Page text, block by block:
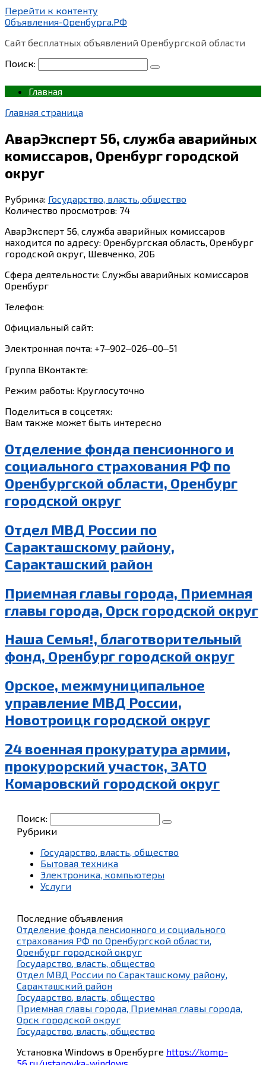
Перейти к контенту
Объявления-Оренбурга.РФ
Сайт бесплатных объявлений Оренбургской области
Поиск:
Главная
Главная страница
АварЭксперт 56, служба аварийных
комиссаров, Оренбург городской
округ
Рубрика: Государство, власть, общество
Количество просмотров: 74
АварЭксперт 56, служба аварийных комиссаров
находится по адресу: Оренбургская область, Оренбург
городской округ, Шевченко, 20Б
Сфера деятельности: Службы аварийных комиссаров
Оренбург
Телефон:
Официальный сайт:
Электронная почта: +7‒902‒026‒00‒51
Группа ВКонтакте:
Режим работы: Круглосуточно
Поделиться в соцсетях:
Вам также может быть интересно
Отделение фонда пенсионного и
социального страхования РФ по
Оренбургской области, Оренбург
городской округ
Отдел МВД России по
Саракташскому району,
Саракташский район
Приемная главы города, Приемная
главы города, Орск городской округ
Наша Семья!, благотворительный
фонд, Оренбург городской округ
Орское, межмуниципальное
управление МВД России,
Новотроицк городской округ
24 военная прокуратура армии,
прокурорский участок, ЗАТО
Комаровский городской округ
Поиск:
Рубрики
Государство, власть, общество
Бытовая техника
Электроника, компьютеры
Услуги
Последние объявления
Отделение фонда пенсионного и социального
страхования РФ по Оренбургской области,
Оренбург городской округ
Государство, власть, общество
Отдел МВД России по Саракташскому району,
Саракташский район
Государство, власть, общество
Приемная главы города, Приемная главы города,
Орск городской округ
Государство, власть, общество
Установка Windows в Оренбурге https://komp-